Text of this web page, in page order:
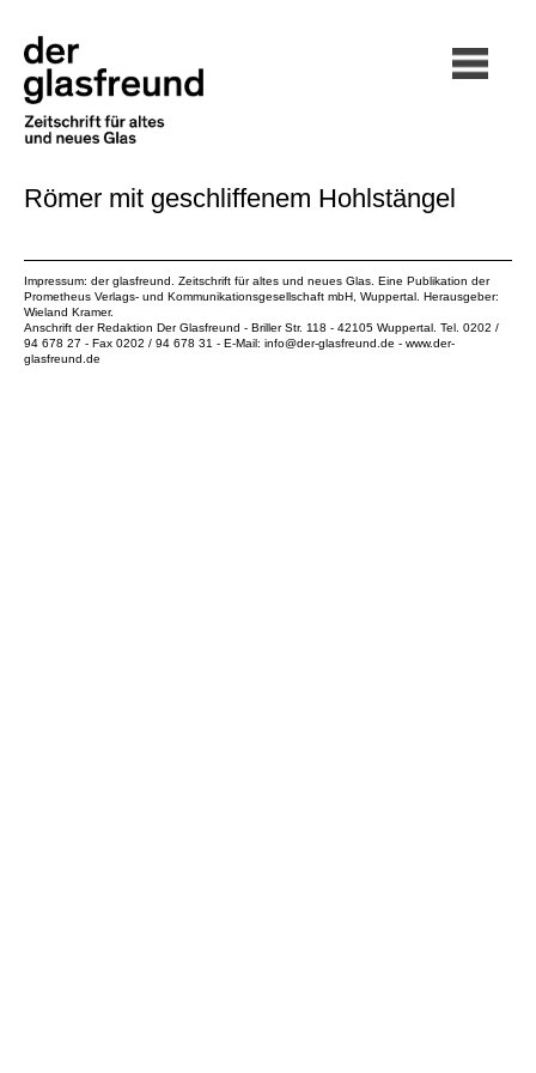
Römer mit geschliffenem Hohlstängel
Impressum: der glasfreund. Zeitschrift für altes und neues Glas. Eine Publikation der
Prometheus Verlags- und Kommunikationsgesellschaft mbH , Wuppertal. Herausgeber:
Wieland Kramer.
Anschrift der Redaktion Der Glasfreund - Briller Str. 118 - 42105 Wuppertal. Tel. 0202 /
94 678 27 - Fax 0202 / 94 678 31 - E-Mail: info@der-glasfreund.de - www.der-
glasfreund.de